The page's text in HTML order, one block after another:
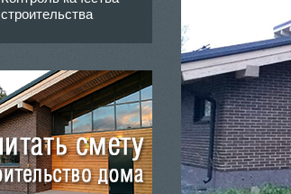
строительства